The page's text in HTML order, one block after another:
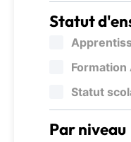
Statut
Formation
Statut
Par niveau